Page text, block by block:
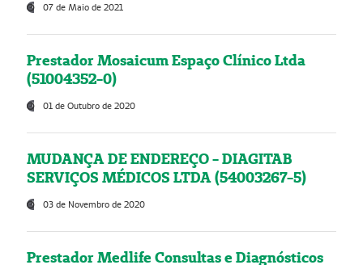
07 de Maio de 2021
Prestador Mosaicum Espaço Clínico Ltda
(51004352-0)
01 de Outubro de 2020
MUDANÇA DE ENDEREÇO - DIAGITAB
SERVIÇOS MÉDICOS LTDA (54003267-5)
03 de Novembro de 2020
Prestador Medlife Consultas e Diagnósticos